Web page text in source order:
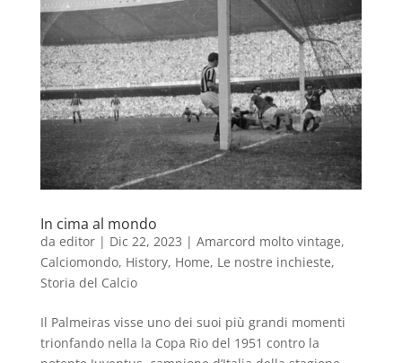
In cima al mondo
da editor| Dic 22, 2023 | Amarcord molto vintage,
Calciomondo, History, Home, Le nostre inchieste,
Storia del Calcio
Il Palmeiras visse uno dei suoi più grandi momenti
trionfando nella la Copa Rio del 1951 contro la